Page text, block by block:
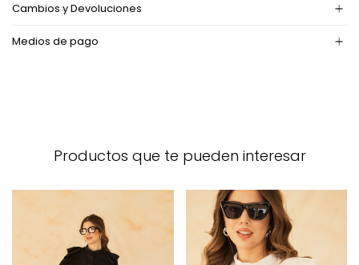
Cambios y Devoluciones
Medios de pago
Productos que te pueden interesar